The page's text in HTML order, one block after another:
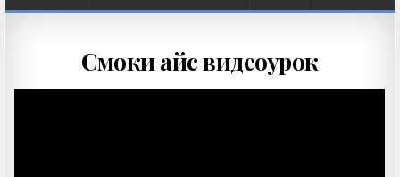
Смоки айс видеоурок